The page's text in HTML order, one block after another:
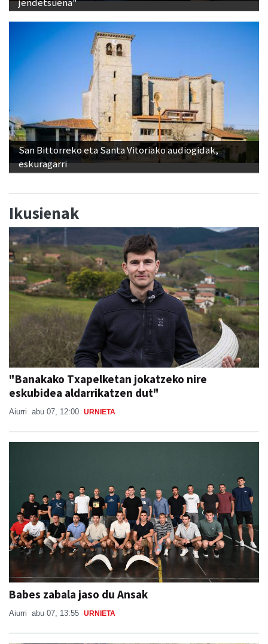
San Bittorreko eta Santa Vitoriako audiogidak,
eskuragarri
"Banakako Txapelketan jokatzeko nire
eskubidea aldarrikatzen dut"
Aiurri abu 07, 12:00 URNIETA
Babes zabala jaso du Ansak